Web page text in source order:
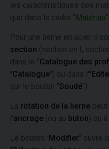
les caractéristiques des
que dans le cadre "Matériau".
Pour une lierne en acier, il
section (section en I,
dans le "Catalogue des
"Catalogue") ou dans l'"
sur le bouton "Soudé").
La rotation de la lierne
l'ancrage (ou au buton) ou à
Le bouton "Modifier" ouvre